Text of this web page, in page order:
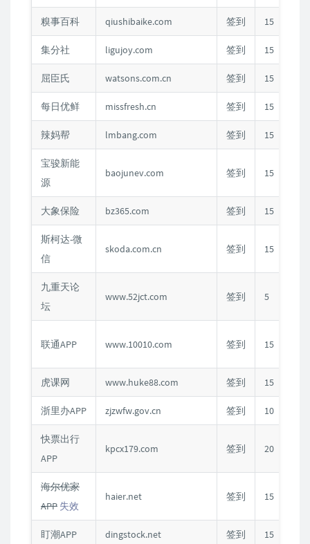
糗事百科 qiushibaike.com 签到 15
集分社 ligujoy.com 签到 15
屈臣氏 watsons.com.cn 签到 15
每日优鲜 missfresh.cn 签到 15
辣妈帮 lmbang.com 签到 15
宝骏新能
源
baojunev.com 签到 15
大象保险 bz365.com 签到 15
斯柯达-微
信
skoda.com.cn 签到 15
九重天论
坛
www.52jct.com 签到 5
联通APP www.10010.com 签到 15
虎课网 www.huke88.com 签到 15
浙里办APP zjzwfw.gov.cn 签到 10
快票出行
APP
kpcx179.com 签到 20
海尔优家
APP 失效
haier.net 签到 15
盯潮APP dingstock.net 签到 15